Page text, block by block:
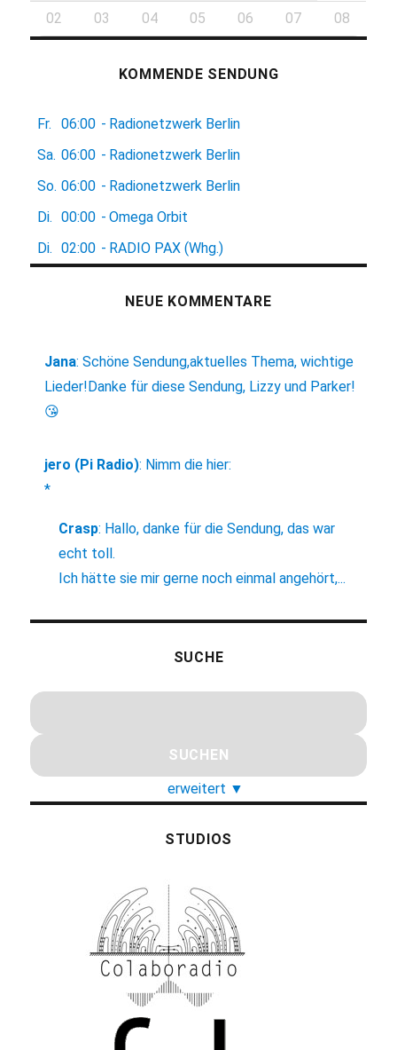
02 03 04 05 06 07 08
KOMMENDE SENDUNG
Fr. 06:00 - Radionetzwerk Berlin
Sa. 06:00 - Radionetzwerk Berlin
So. 06:00 - Radionetzwerk Berlin
Di.
00:00 - Omega Orbit
Di.
02:00 - RADIO PAX (Whg.)
NEUE KOMMENTARE
Jana:Schöne Sendung,aktuelles Thema, wichtige
Lieder!Danke für diese Sendung, Lizzy und Parker!
😘
jero (Pi Radio): Nimm die hier:
*
Crasp: Hallo, danke für die Sendung, das war
echt toll.
Ich hätte sie mir gerne noch einmal angehört,...
SUCHE
erweitert ▼
STUDIOS